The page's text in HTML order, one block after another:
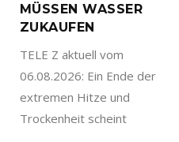
MÜSSEN WASSER
ZUKAUFEN
TELE Z aktuell vom
06.08.2026: Ein Ende der
extremen Hitze und
Trockenheit scheint